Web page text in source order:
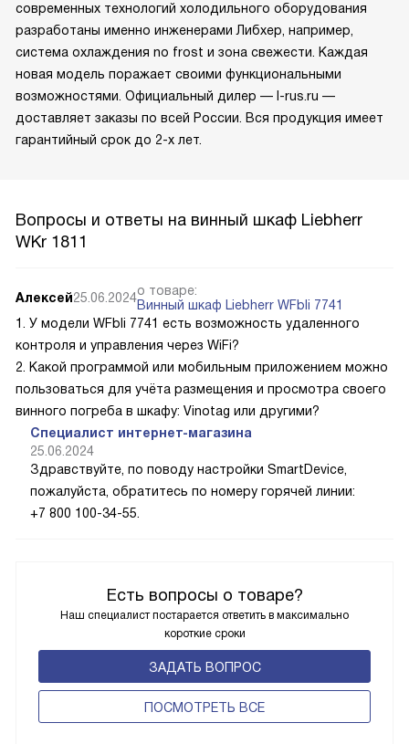
современных технологий холодильного оборудования
разработаны именно инженерами Либхер, например,
система охлаждения no frost и зона свежести. Каждая
новая модель поражает своими функциональными
возможностями. Официальный дилер — l-rus.ru —
доставляет заказы по всей России. Вся продукция имеет
гарантийный срок до 2-х лет.
Вопросы и ответы на винный шкаф Liebherr
WKr 1811
Есть вопросы о товаре?
Наш специалист постарается ответить в максимально
короткие сроки
ЗАДАТЬ ВОПРОС
ПОCМОТРЕТЬ ВСЕ
Алексей25.06.2024о товаре:
Винный шкаф Liebherr WFbli 7741
1. У модели WFbli 7741 есть возможность удаленного
контроля и управления через WiFi?
2. Какой программой или мобильным приложением можно
пользоваться для учёта размещения и просмотра своего
винного погреба в шкафу: Vinotag или другими?
Специалист интернет-магазина
25.06.2024
Здравствуйте, по поводу настройки SmartDevice,
пожалуйста, обратитесь по номеру горячей линии:
+7 800 100-34-55.